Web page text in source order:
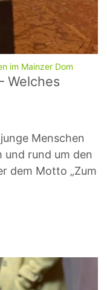
im Mainzer Dom:
Welches
Menschen
und rund um den
dem Motto „Zum